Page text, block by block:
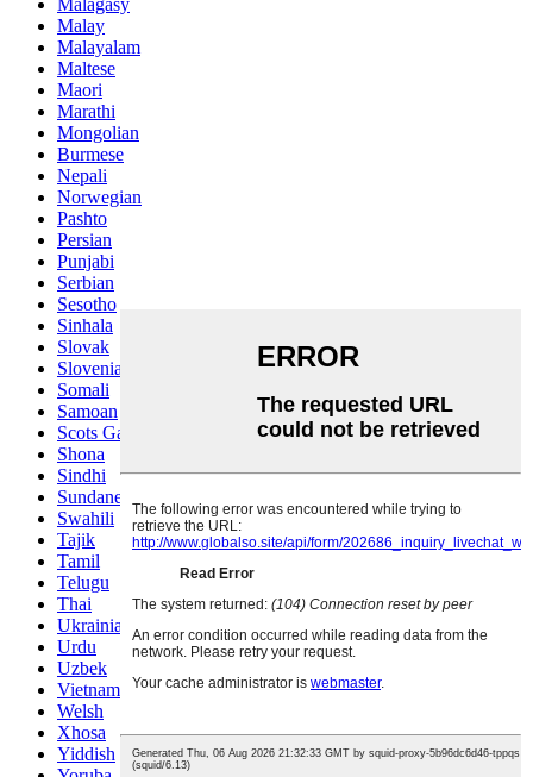
Malay
Malayalam
Maltese
Maori
Marathi
Mongolian
Burmese
Nepali
Norwegian
Pashto
Persian
Punjabi
Serbian
Sesotho
Sinhala
Slovak
Slovenian
Somali
Samoan
Scots Gaelic
Shona
Sindhi
Sundanese
Swahili
Tajik
Tamil
Telugu
Thai
Ukrainian
Urdu
Uzbek
Vietnamese
Welsh
Xhosa
Yiddish